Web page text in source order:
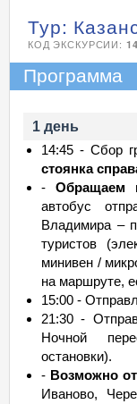
Тур:
КОД ЭКСКУРСИИ:
Программа
1 день
14:45 - Сбор
стоянка
-Обращаем
автобус
Владимира –
туристов
минивен /
на маршруте,
15:00 -
21:30 -
Ночной
остановки).
- Возможно
Иваново,